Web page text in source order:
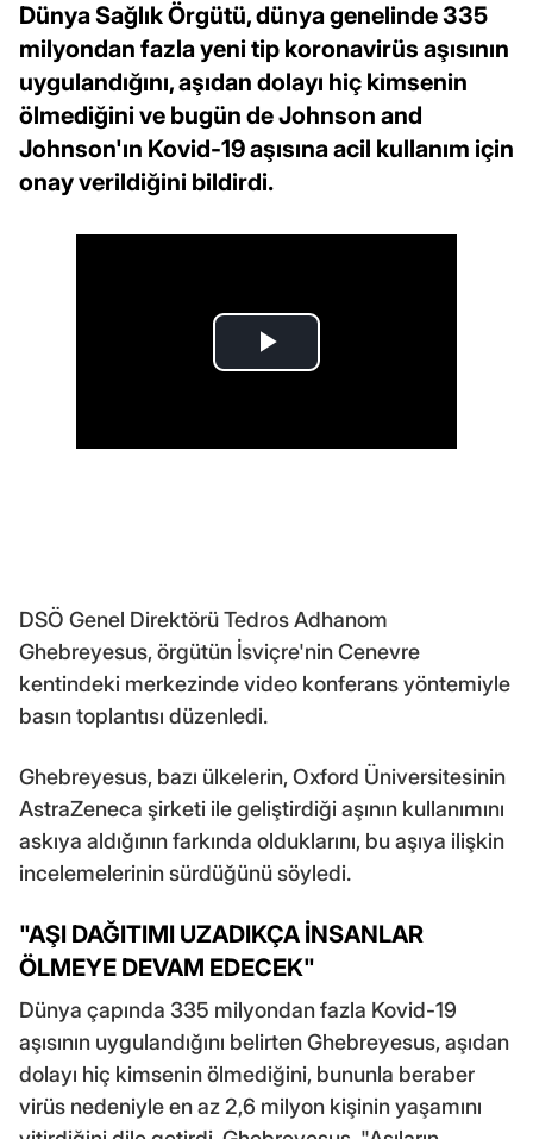
Dünya Sağlık Örgütü, dünya genelinde 335
milyondan fazla yeni tip koronavirüs aşısının
uygulandığını, aşıdan dolayı hiç kimsenin
ölmediğini ve bugün de Johnson and
Johnson'ın Kovid-19 aşısına acil kullanım için
onay verildiğini bildirdi.
DSÖ Genel Direktörü Tedros Adhanom
Ghebreyesus, örgütün İsviçre'nin Cenevre
kentindeki merkezinde video konferans yöntemiyle
basın toplantısı düzenledi.
Ghebreyesus, bazı ülkelerin, Oxford Üniversitesinin
AstraZeneca şirketi ile geliştirdiği aşının kullanımını
askıya aldığının farkında olduklarını, bu aşıya ilişkin
incelemelerinin sürdüğünü söyledi.
"AŞI DAĞITIMI UZADIKÇA İNSANLAR
ÖLMEYE DEVAM EDECEK"
Dünya çapında 335 milyondan fazla Kovid-19
aşısının uygulandığını belirten Ghebreyesus, aşıdan
dolayı hiç kimsenin ölmediğini, bununla beraber
virüs nedeniyle en az 2,6 milyon kişinin yaşamını